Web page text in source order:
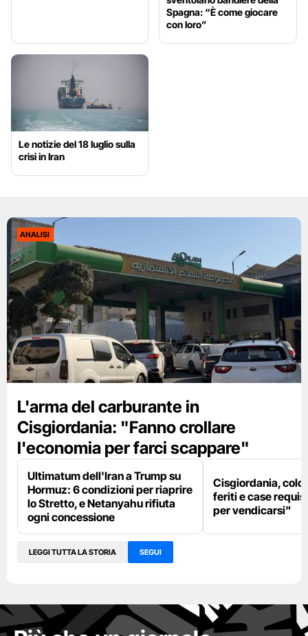
Spagna: “È come giocare
con loro”
Le notizie del 18 luglio sulla
crisi in Iran
ANALISI
L'arma del carburante in
Cisgiordania: "Fanno crollare
l'economia per farci scappare"
Ultimatum dell'Iran a Trump su
Hormuz: 6 condizioni per riaprire
lo Stretto, e Netanyahu rifiuta
ogni concessione
Cisgiordania,
feriti e case
per vendicarsi"
LEGGI TUTTA LA STORIA SEGUI